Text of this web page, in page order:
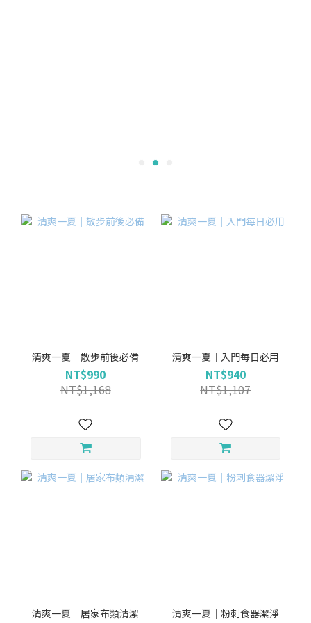
清爽一夏｜散步前後必備
NT$990
NT$1,168
清爽一夏｜入門每日必用
NT$940
NT$1,107
清爽一夏｜居家布類清潔 清爽一夏｜粉刺食器潔淨